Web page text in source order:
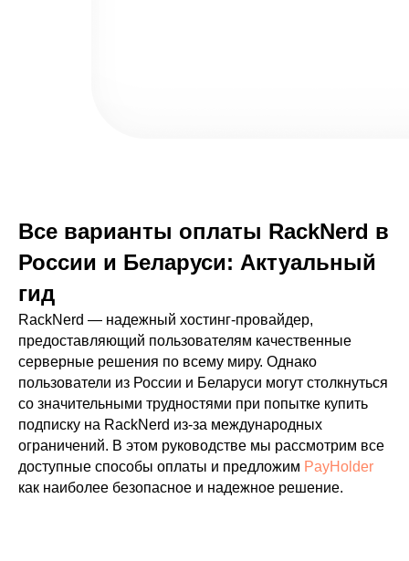
Все варианты оплаты RackNerd в
России и Беларуси: Актуальный
гид
RackNerd — надежный хостинг-провайдер,
предоставляющий пользователям качественные
серверные решения по всему миру. Однако
пользователи из России и Беларуси могут столкнуться
со значительными трудностями при попытке купить
подписку на RackNerd из-за международных
ограничений. В этом руководстве мы рассмотрим все
доступные способы оплаты и предложим PayHolder
как наиболее безопасное и надежное решение.